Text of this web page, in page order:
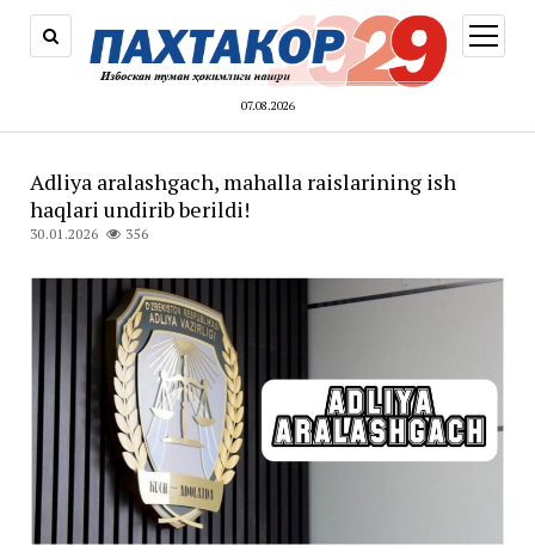
07.08.2026
меню
Adliya aralashgach, mahalla raislarining ish
haqlari undirib berildi!
30.01.2026 356